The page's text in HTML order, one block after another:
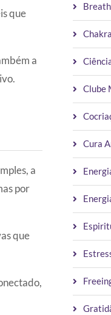
que
a
a
por
que
Clube
Cura